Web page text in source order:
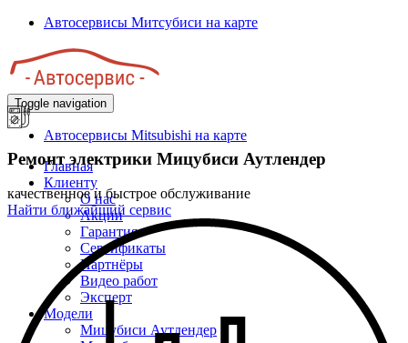
Перейти
основному
содержанию
Автосервисы Митсубиси на карте
Toggle navigation
Автосервисы Mitsubishi на карте
Главная
Клиенту
О нас
Акции
Гарантия
Сертификаты
Партнёры
Видео работ
Эксперт
Модели
Мицубиси Аутлендер
Ремонт электрики Мицубиси Аутлендер
качественное и быстрое обслуживание
Найти ближайший сервис